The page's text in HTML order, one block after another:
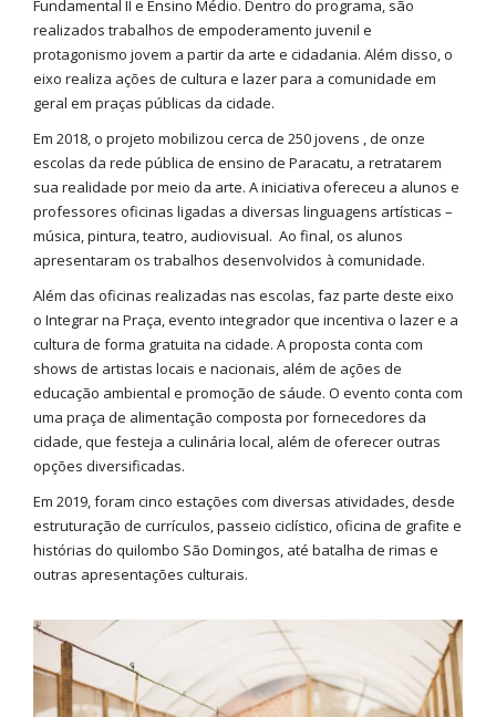
Fundamental II e Ensino Médio. Dentro do programa, são
realizados trabalhos de empoderamento juvenil e
protagonismo jovem a partir da arte e cidadania. Além disso, o
eixo realiza ações de cultura e lazer para a comunidade em
geral em praças públicas da cidade.
Em 2018, o projeto mobilizou cerca de 250 jovens , de onze
escolas da rede pública de ensino de Paracatu, a retratarem
sua realidade por meio da arte. A iniciativa ofereceu a alunos e
professores oficinas ligadas a diversas linguagens artísticas –
música, pintura, teatro, audiovisual. Ao final, os alunos
apresentaram os trabalhos desenvolvidos à comunidade.
Além das oficinas realizadas nas escolas, faz parte deste eixo
o Integrar na Praça, evento integrador que incentiva o lazer e a
cultura de forma gratuita na cidade. A proposta conta com
shows de artistas locais e nacionais, além de ações de
educação ambiental e promoção de sáude. O evento conta com
uma praça de alimentação composta por fornecedores da
cidade, que festeja a culinária local, além de oferecer outras
opções diversificadas.
Em 2019, foram cinco estações com diversas atividades, desde
estruturação de currículos, passeio ciclístico, oficina de grafite e
histórias do quilombo São Domingos, até batalha de rimas e
outras apresentações culturais.